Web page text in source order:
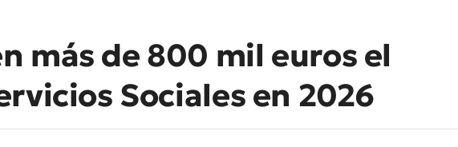
más de 800 mil euros el
Sociales en 2026